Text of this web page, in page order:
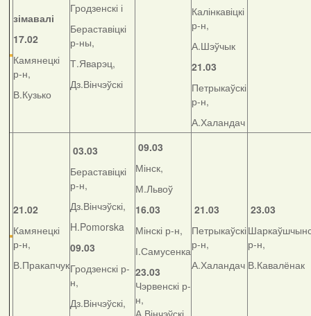
зімавалі
17.02
Камянецкі
р-н,
В.Кузько
Гродзенскі і
Бераставіцкі
р-ны,
Т.Яварэц,
Дз.Вінчэўскі
Калінкавіцкі
р-н,
А.Шэўчык
21.03
Петрыкаўскі
р-н,
А.Халандач
21.02
Камянецкі
р-н,
В.Пракапчук
03.03
Бераставіцкі
р-н,
Дз.Вінчэўскі,
H.Pomorska
09.03
Гродзенскі р-
н,
Дз.Вінчэўскі,
09.03
Мінск,
М.Львоў
16.03
Мінскі р-н,
І.Самусенка
23.03
Чэрвенскі р-
н,
А.Вінчэўскі
21.03
Петрыкаўскі
р-н,
А.Халандач
23.03
р-н,
В.Кавалёнак